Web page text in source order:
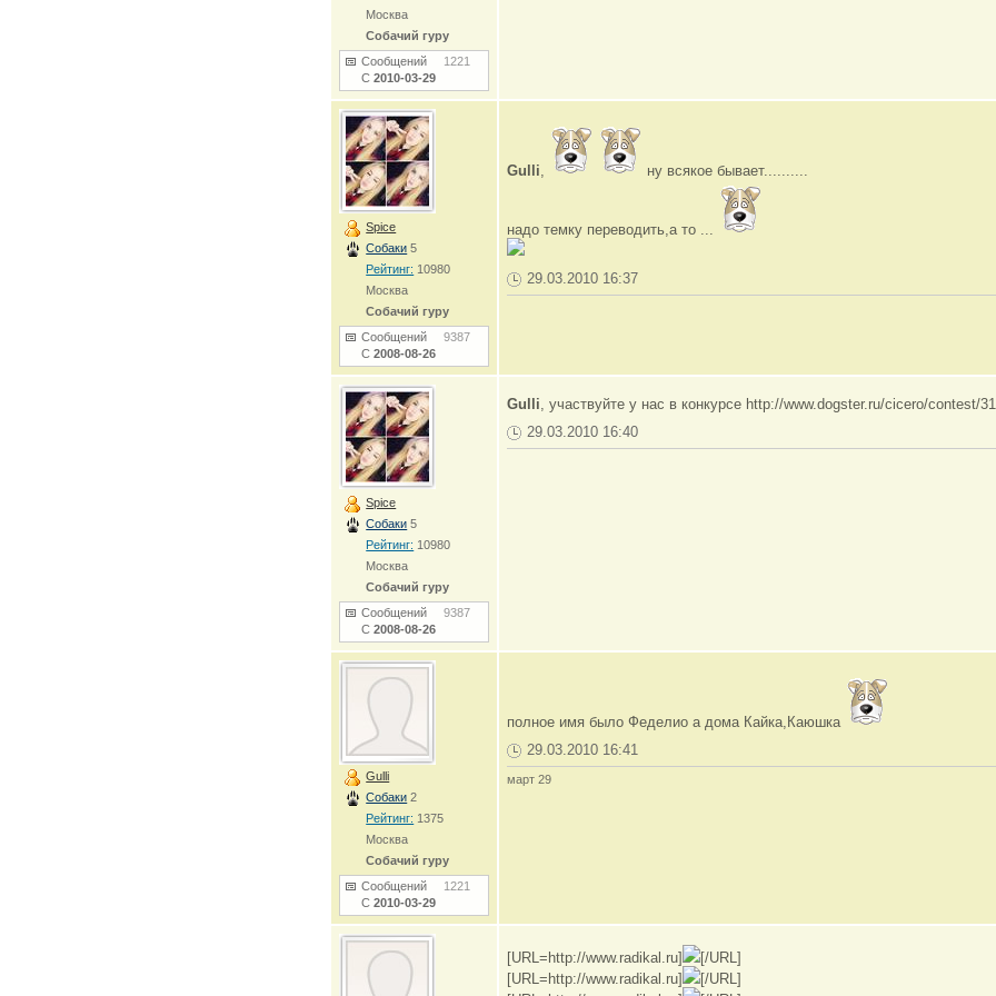
Москва
Собачий гуру
Сообщений 1221
С2010-03-29
Spice
Собаки 5
Рейтинг: 10980
Москва
Собачий гуру
Сообщений9387
С2008-08-26
Gulli, ну всякое бывает..........
надо темку переводить,а то ...
29.03.2010 16:37
Spice
Собаки 5
Рейтинг: 10980
Москва
Собачий гуру
Сообщений9387
С2008-08-26
Gulli, участвуйте у нас в конкурсе http://www.dogster.ru/cicero/contest/
29.03.2010 16:40
Gulli
Собаки 2
Рейтинг: 1375
Москва
Собачий гуру
Сообщений 1221
С2010-03-29
полное имя было Феделио а дома Кайка,Каюшка
29.03.2010 16:41
март 29
[URL=http://www.radikal.ru]
[/URL]
[URL=http://www.radikal.ru]
[/URL]